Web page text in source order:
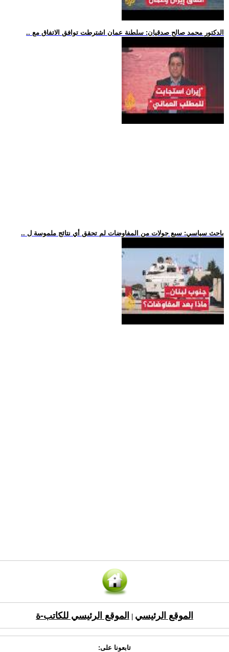
.. الدكتور محمد صالح صدقيان: سلطنة عمان اشترطت توافق الاتفاق مع
.. باحث سياسي: سبع جولات من المفاوضات لم تحقق أي نتائج ملموسة ل
الموقع الرئيسي الموقع الرئيسي للكاتب-ة
تابعونا على: